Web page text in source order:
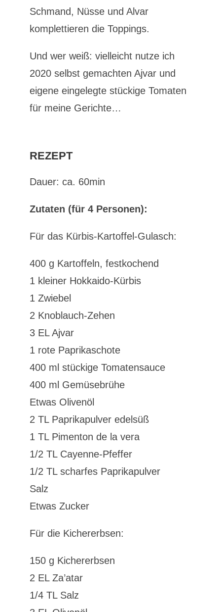
Schmand, Nüsse und Alvar
komplettieren die Toppings.
Und wer weiß: vielleicht nutze ich
2020 selbst gemachten Ajvar und
eigene eingelegte stückige Tomaten
für meine Gerichte…
REZEPT
Dauer: ca. 60min
Zutaten (für 4 Personen):
Für das Kürbis-Kartoffel-Gulasch:
400 g Kartoffeln, festkochend
1 kleiner Hokkaido-Kürbis
1 Zwiebel
2 Knoblauch-Zehen
3 EL Ajvar
1 rote Paprikaschote
400 ml stückige Tomatensauce
400 ml Gemüsebrühe
Etwas Olivenöl
2 TL Paprikapulver edelsüß
1 TL Pimenton de la vera
1/2 TL Cayenne-Pfeffer
1/2 TL scharfes Paprikapulver
Salz
Etwas Zucker
Für die Kichererbsen:
150 g Kichererbsen
2 EL Za’atar
1/4 TL Salz